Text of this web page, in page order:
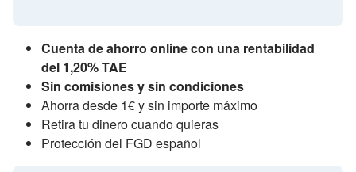
Cuenta de ahorro online con una rentabilidad
del 1,20% TAE
Sin comisiones y sin condiciones
Ahorra desde 1€ y sin importe máximo
Retira tu dinero cuando quieras
Protección del FGD español